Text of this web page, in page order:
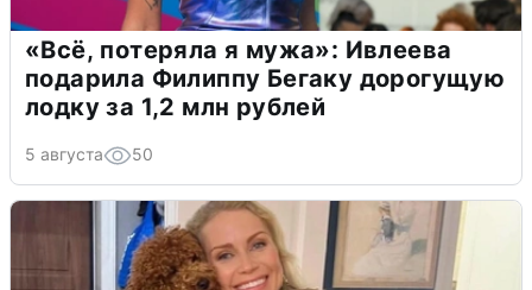
«Всё, потеряла я мужа»: Ивлеева
подарила Филиппу Бегаку дорогущую
лодку за 1,2 млн рублей
5 августа 50